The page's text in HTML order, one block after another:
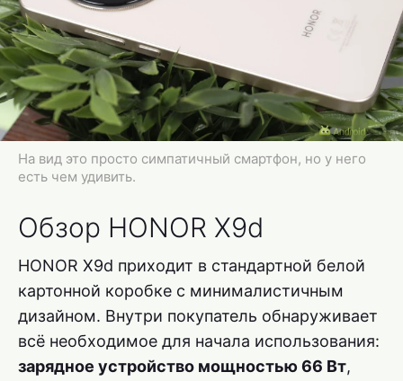
На вид это просто симпатичный смартфон, но у него
есть чем удивить.
Обзор HONOR X9d
HONOR X9d приходит в стандартной белой
картонной коробке с минималистичным
дизайном. Внутри покупатель обнаруживает
всё необходимое для начала использования:
зарядное устройство мощностью 66 Вт,